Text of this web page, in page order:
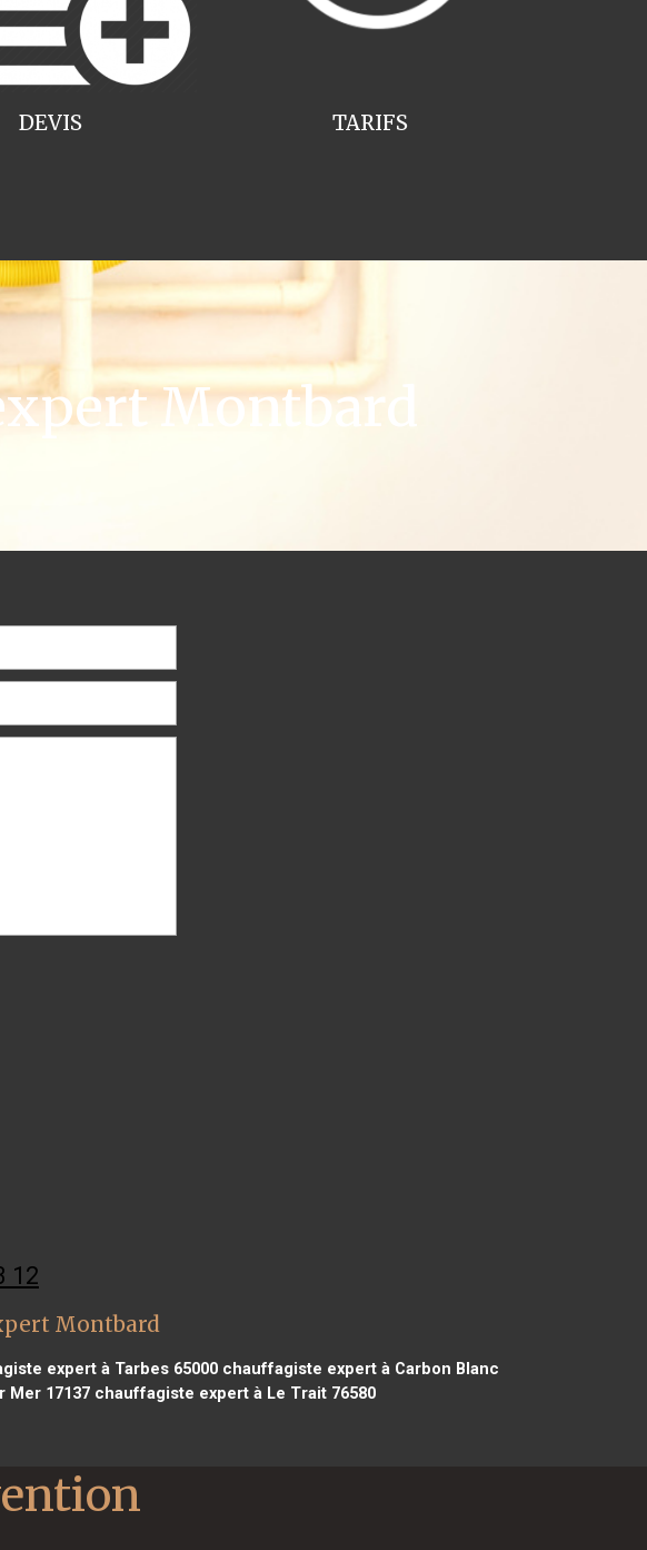
TARIFS
DEVIS
Montbard
12
Montbard
expert à Tarbes 65000chauffagiste expert à Carbon Blanc
17137chauffagiste expert à Le Trait 76580